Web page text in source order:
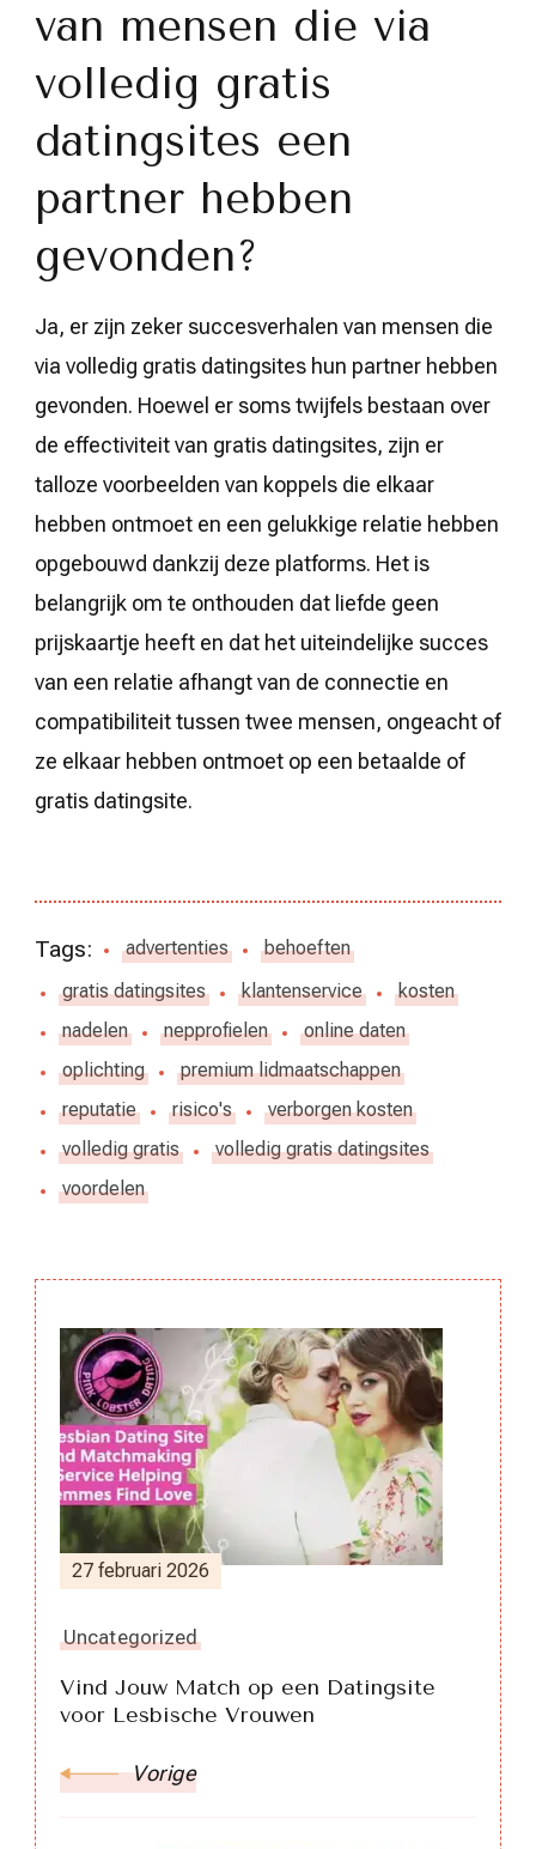
van mensen die via
volledig gratis
datingsites een
partner hebben
gevonden?
Ja, er zijn zeker succesverhalen van mensen die
via volledig gratis datingsites hun partner hebben
gevonden. Hoewel er soms twijfels bestaan over
de effectiviteit van gratis datingsites, zijn er
talloze voorbeelden van koppels die elkaar
hebben ontmoet en een gelukkige relatie hebben
opgebouwd dankzij deze platforms. Het is
belangrijk om te onthouden dat liefde geen
prijskaartje heeft en dat het uiteindelijke succes
van een relatie afhangt van de connectie en
compatibiliteit tussen twee mensen, ongeacht of
ze elkaar hebben ontmoet op een betaalde of
gratis datingsite.
Tags: advertenties
behoeften
gratis datingsites
klantenservice
kosten
nadelen
nepprofielen
online daten
oplichting
premium lidmaatschappen
reputatie
risico's
verborgen kosten
volledig gratis
volledig gratis datingsites
voordelen
Berichtnavigatie
27 februari 2026
Uncategorized
Vind Jouw Match op een Datingsite
voor Lesbische Vrouwen
Vorige